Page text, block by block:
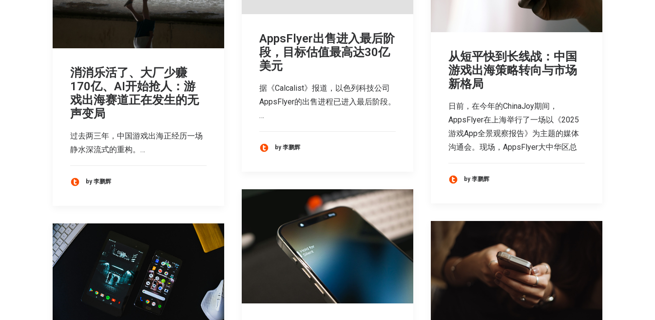
消消乐活了、大厂少赚
170亿、AI开始抢人：游
戏出海赛道正在发生的无
声变局
过去两三年，中国游戏出海正经历一场
静水深流式的重构。…
by 李鹏辉
AppsFlyer出售进入最后阶
段，目标估值最高达30亿
美元
据《Calcalist》报道，以色列科技公司
AppsFlyer的出售进程已进入最后阶段。
…
by 李鹏辉
从短平快到长线战：中国
游戏出海策略转向与市场
新格局
日前，在今年的ChinaJoy期间，
AppsFlyer在上海举行了一场以《2025
游戏App全景观察报告》为主题的媒体
沟通会。现场，AppsFlyer大中华区总
by 李鹏辉